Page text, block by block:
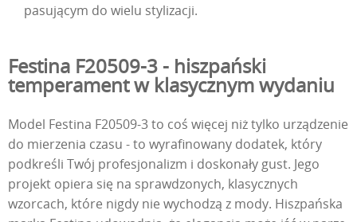
pasującym do wielu stylizacji.
Festina F20509-3 - hiszpański
temperament w klasycznym wydaniu
Model Festina F20509-3 to coś więcej niż tylko urządzenie
do mierzenia czasu - to wyrafinowany dodatek, który
podkreśli Twój profesjonalizm i doskonały gust. Jego
projekt opiera się na sprawdzonych, klasycznych
wzorcach, które nigdy nie wychodzą z mody. Hiszpańska